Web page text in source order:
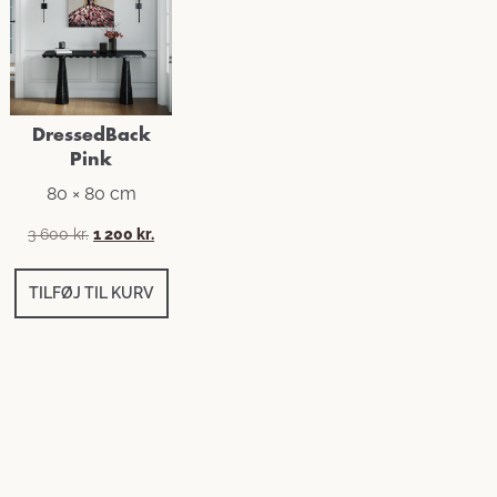
DressedBack
Pink
80 × 80 cm
3 600kr. Den
pris
var:
3
1 200 kr.Den
pris
1
TILFØJ TIL KURV